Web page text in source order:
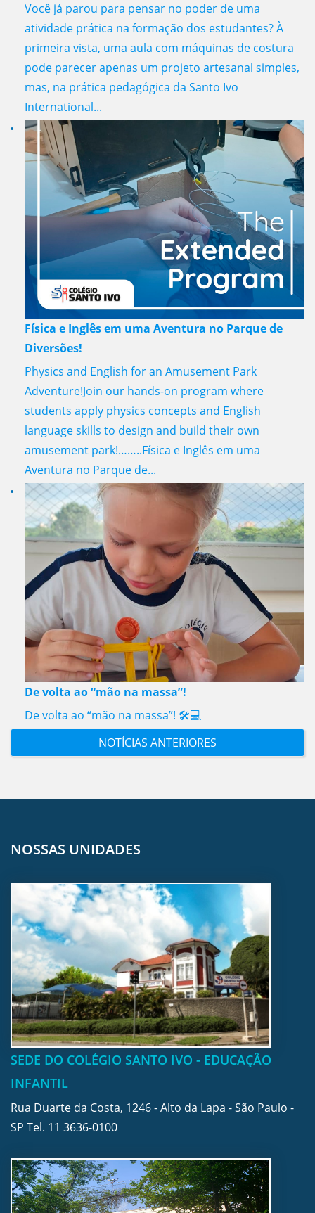
Você já parou para pensar no poder de uma
atividade prática na formação dos estudantes? À
primeira vista, uma aula com máquinas de costura
pode parecer apenas um projeto artesanal simples,
mas, na prática pedagógica da Santo Ivo
International...
Física e Inglês em uma Aventura no Parque de
Diversões!
Physics and English for an Amusement Park
Adventure!Join our hands-on program where
students apply physics concepts and English
language skills to design and build their own
amusement park!……..Física e Inglês em uma
Aventura no Parque de...
De volta ao “mão na massa”!
De volta ao “mão na massa”! 🛠️💻
NOTÍCIAS ANTERIORES
NOSSAS UNIDADES
SEDE DO COLÉGIO SANTO IVO - EDUCAÇÃO
INFANTIL
Rua Duarte da Costa, 1246 - Alto da Lapa - São Paulo -
SP Tel. 11 3636-0100